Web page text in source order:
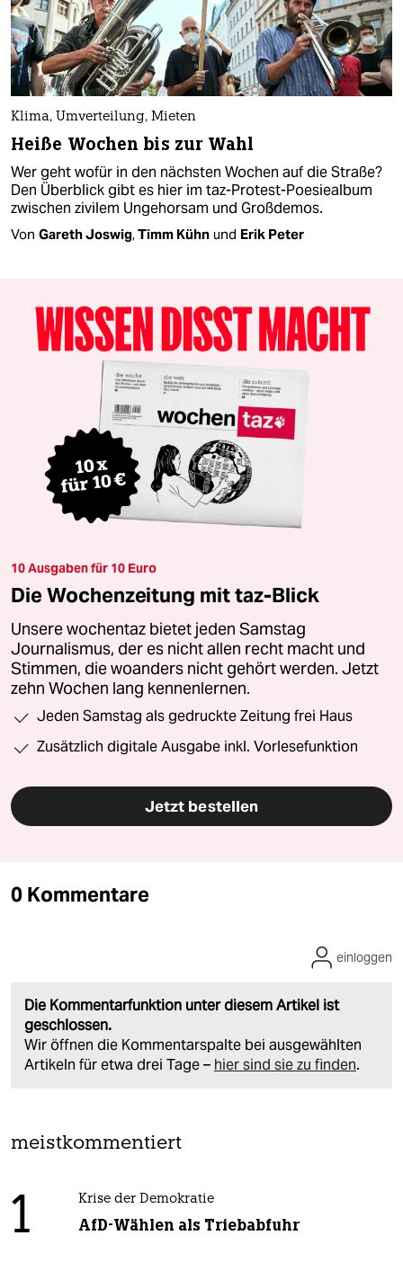
Klima, Umverteilung, Mieten
Heiße Wochen bis zur Wahl
Wer geht wofür in den nächsten Wochen auf die Straße?
Den Überblick gibt es hier im taz-Protest-Poesiealbum
zwischen zivilem Ungehorsam und Großdemos.
Von Gareth Joswig,Timm Kühn und Erik Peter
10 Ausgaben für 10 Euro
Die Wochenzeitung mit taz-Blick
Unsere wochentaz bietet jeden Samstag
Journalismus, der es nicht allen recht macht und
Stimmen, die woanders nicht gehört werden. Jetzt
zehn Wochen lang kennenlernen.
Jeden Samstag als gedruckte Zeitung frei Haus
Zusätzlich digitale Ausgabe inkl. Vorlesefunktion
Jetzt bestellen
0 Kommentare
Die Kommentarfunktion unter diesem Artikel ist
geschlossen.
Wir öffnen die Kommentarspalte bei ausgewählten
Artikeln für etwa drei Tage – hier sind sie zu finden.
einloggen
meistkommentiert
1 Krise der Demokratie
AfD-Wählen als Triebabfuhr